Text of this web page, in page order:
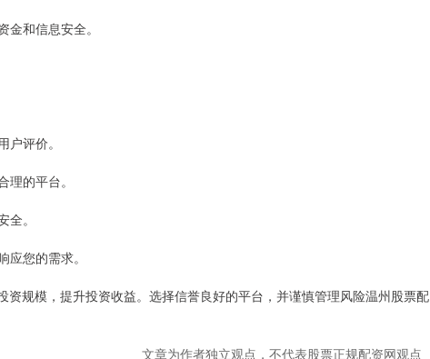
和信息安全。
评价。
的平台。
。
您的需求。
规模，提升投资收益。选择信誉良好的平台，并谨慎管理风险温州股票配
文章为作者独立观点，不代表股票正规配资网观点